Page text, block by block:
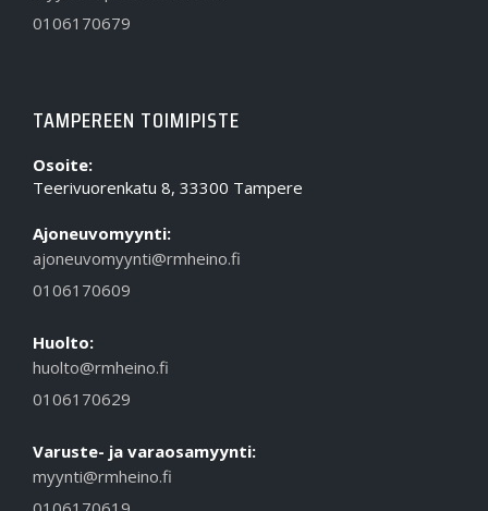
0106170679
TAMPEREEN TOIMIPISTE
Osoite:
Teerivuorenkatu 8, 33300 Tampere
Ajoneuvomyynti:
ajoneuvomyynti@rmheino.fi
0106170609
Huolto:
huolto@rmheino.fi
0106170629
Varuste- ja varaosamyynti:
myynti@rmheino.fi